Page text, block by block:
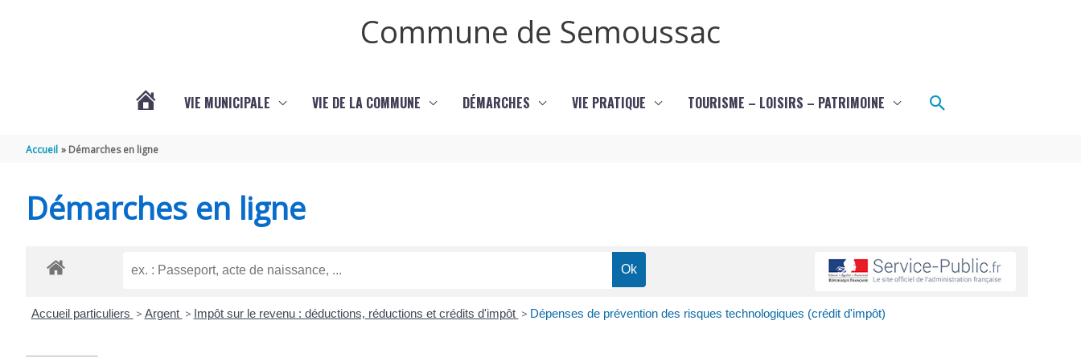
Commune de Semoussac
SEMOUSSAC
VIE MUNICIPALE VIE DE LA COMMUNE DÉMARCHES VIE PRATIQUE TOURISME – LOISIRS – PATRIMOINE Rechercher
Accueil Démarches en ligne
Démarches en ligne
Accueil particuliers > Argent > Impôt sur le revenu : déductions, réductions et crédits d'impôt > Dépenses de prévention des risques technologiques (crédit d'impôt)